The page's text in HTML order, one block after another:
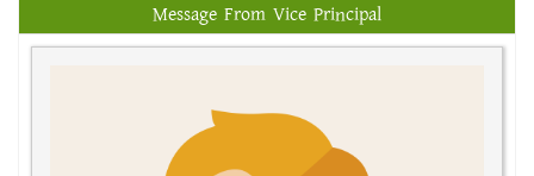
Message From Vice Principal